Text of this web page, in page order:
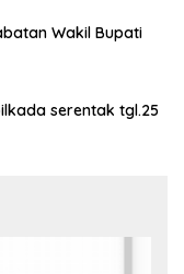
Wakil Bupati
serentak tgl.25